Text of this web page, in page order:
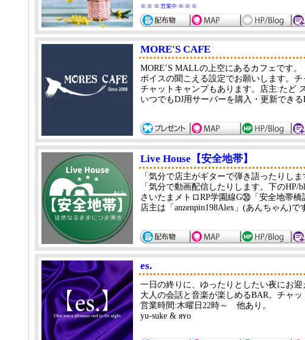
※ ※ ※ 営業中 ※ ※ ※
MORE'S CAFE
MORE’S MALLの上空にあるカフェです。
ボイスの聞こえる設定でお願いします。チ
チャットキャンプもあります。店主:たど
いつでもDJ用サーバーを購入・更新でき
Live House【安全地帯】
「気分で店主がギターで弾き語ったりしま
「気分で動画配信したりします。
さいたまメトロRP学園線G㉚「安全地帯
店主は「anzenpin198Alex」(あんちゃん)で
es.
一日の終りに、ゆったりとしたい夜にお迎
大人の会話と音楽が楽しめるBAR。チャ
営業時間:木曜日22時～ 他あり。
yu-suke & яʏᴏ